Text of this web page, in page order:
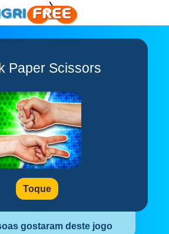
Paper Scissors
Toque
gostaram deste jogo